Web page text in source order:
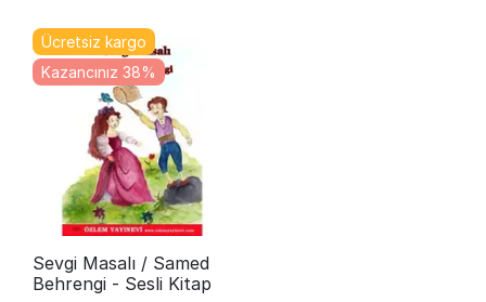
Ücretsiz kargo
Kazancınız 38%
Sevgi Masalı / Samed
Behrengi - Sesli Kitap